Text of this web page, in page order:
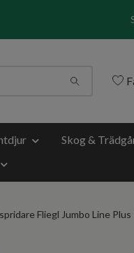
Skog &
Fliegl Jumbo Line Plus